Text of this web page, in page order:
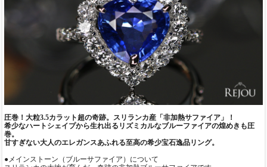
圧巻！大粒3.5カラット超の奇跡。スリランカ産「非加熱サファイア」！
希少なハートシェイプから生れ出るリズミカルなブルーファイアの煌めきも圧
巻。
甘すぎない大人のエレガンスあふれる至高の希少宝石逸品リング。
●メインストーン（ブルーサファイア）について